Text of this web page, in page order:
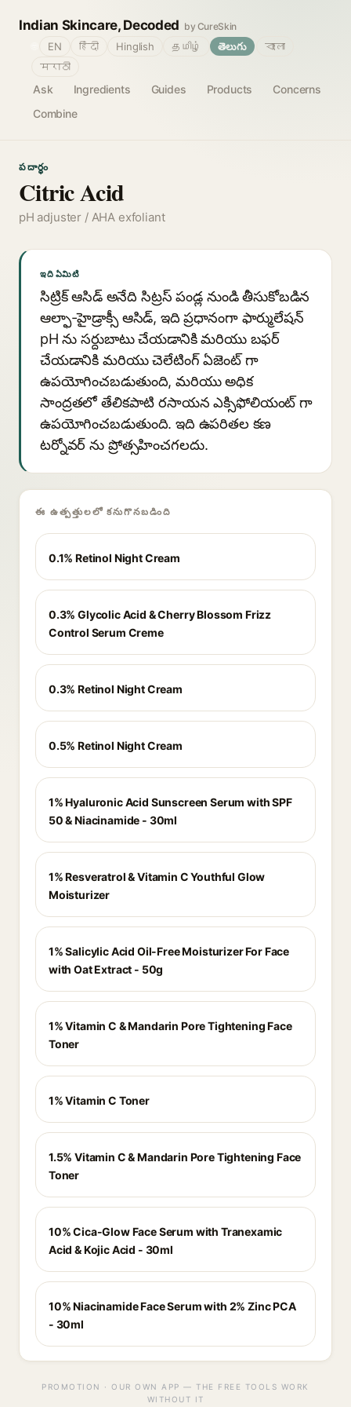
Indian Skincare, Decoded by CureSkin
Ask Ingredients Guides Products
Concerns
Combine
EN हिंदी Hinglish தமிழ் తెలుగు
বাংলা
मराठी
పదార్థం
Citric Acid
pH adjuster / AHA exfoliant
ఇది ఏమిటి
సిట్రిక్ ఆసిడ్ అనేది సిట్రస్ పండ్ల నుండి తీసుకోబడిన
ఆల్ఫా-హైడ్రాక్సీ ఆసిడ్, ఇది ప్రధానంగా ఫార్ములేషన్
pH ను సర్దుబాటు చేయడానికి మరియు బఫర్
చేయడానికి మరియు చెలేటింగ్ ఏజెంట్ గా
ఉపయోగించబడుతుంది, మరియు అధిక
సాంద్రతలో తేలికపాటి రసాయన ఎక్సిఫోలియంట్ గా
ఉపయోగించబడుతుంది. ఇది ఉపరితల కణ
టర్నోవర్ ను ప్రోత్సహించగలదు.
ఈ ఉత్పత్తులలో కనుగొనబడింది
0.1% Retinol Night Cream
0.3% Glycolic Acid & Cherry Blossom Frizz
Control Serum Creme
0.3% Retinol Night Cream
0.5% Retinol Night Cream
1% Hyaluronic Acid Sunscreen Serum with SPF
50 & Niacinamide - 30ml
1% Resveratrol & Vitamin C Youthful Glow
Moisturizer
1% Salicylic Acid Oil-Free Moisturizer For Face
with Oat Extract - 50g
1% Vitamin C & Mandarin Pore Tightening Face
Toner
1% Vitamin C Toner
1.5% Vitamin C & Mandarin Pore Tightening Face
Toner
10% Cica-Glow Face Serum with Tranexamic
Acid & Kojic Acid - 30ml
10% Niacinamide Face Serum with 2% Zinc PCA
- 30ml
PROMOTION · OUR OWN APP — THE FREE TOOLS WORK
WITHOUT IT